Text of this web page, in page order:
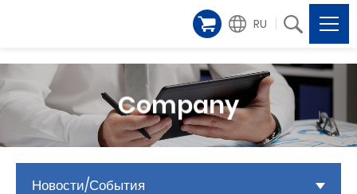
RU
Company
Новости/События